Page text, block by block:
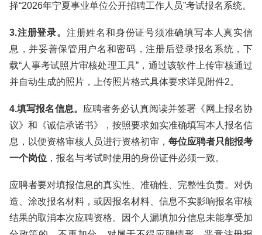
择“2026年宁夏事业单位公开招聘工作人员”考试报名系统。
3.注册登录。 注册姓名和身份证号须准确填写本人真实信
息，并妥善保管用户名和密码，注册后登录报名系统，下
载“人事考试照片审核处理工具”，通过该软件上传审核通过
并自动生成的照片，上传照片格式具体要求详见附件2。
4.填写报名信息。 应聘者务必认真阅读并签署《网上报名协
议》和《诚信承诺书》，按照要求如实准确填写本人报名信
息，以便资格审核人员进行资格初审， 每位应聘者只能报考
一个岗位 ，报名与考试时使用的身份证件必须一致。
应聘者要对填报信息的真实性、准确性、完整性负责。对伪
造、涂改报名材料，或因报名材料、信息不实影响报名审核
结果的取消本次应聘资格。因个人漏填加分信息未能享受加